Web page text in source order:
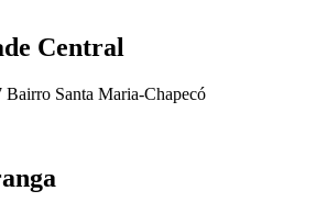
Central
Santa Maria-Chapecó